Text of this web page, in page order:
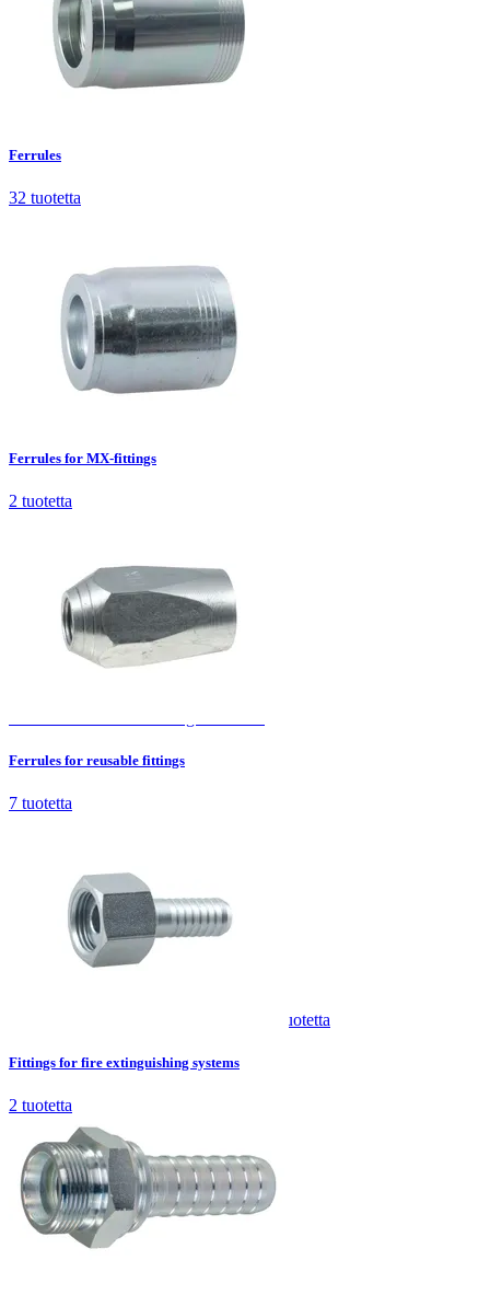
Ferrules
32 tuotetta
Ferrules for MX-fittings
2 tuotetta
Ferrules for reusable fittings
7 tuotetta
tuotetta
Fittings for fire extinguishing systems
2 tuotetta